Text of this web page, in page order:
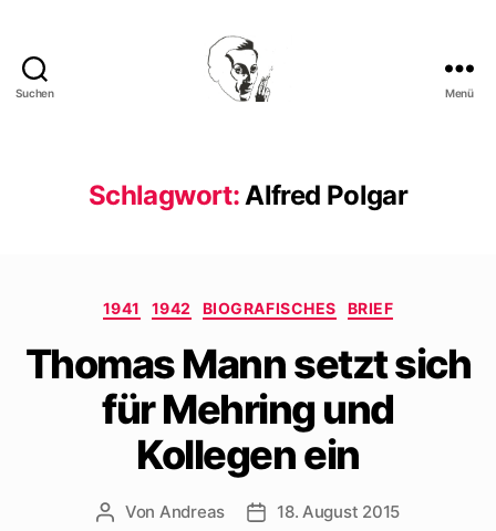
Suchen Menü
Schlagwort:Alfred Polgar
Kategorien
1941 1942 BIOGRAFISCHES BRIEF
Thomas Mann setzt sich
für Mehring und
Kollegen ein
Beitragsautor
Von Andreas Beitragsdatum
18. August 2015